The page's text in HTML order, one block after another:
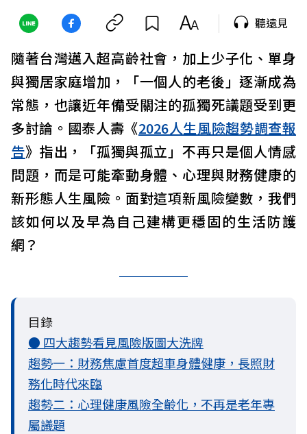
聽遠見
隨著台灣邁入超高齡社會，加上少子化、單身
與獨居家庭增加，「一個人的老後」逐漸成為
常態，也讓近年備受關注的孤獨死議題受到更
多討論。國泰人壽《2026人生風險趨勢調查報
告》指出，「孤獨與孤立」不再只是個人情感
問題，而是可能牽動身體、心理與財務健康的
新形態人生風險。面對這項新風險變數，我們
該如何以及早為自己建構更穩固的生活防護
網？
目錄
● 四大趨勢看見風險版圖大洗牌
趨勢一：財務焦慮首度超車身體健康，長照財
務化時代來臨
趨勢二：心理健康風險全齡化，不再是老年專
屬議題